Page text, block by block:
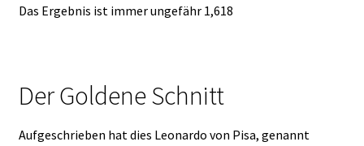
Das Ergebnis ist immer ungefähr 1,618
Der Goldene Schnitt
Aufgeschrieben hat dies Leonardo von Pisa, genannt